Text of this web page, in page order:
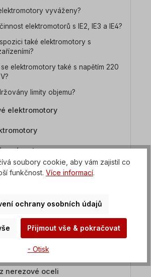
vyváženy?
elektromotorů s IE2, IE3 a IE4?
také elektromotory s
se elektromotory také s napětím 220
limity objemu?
elektromotory
motory
motory s přepínáním pólů
pil
nerezové oceli
soubory cookie, aby vám zajistil co
funkčnost. Více informací.
ochrany osobních údajů
Přijmout vše & pokračovat
- Otisk